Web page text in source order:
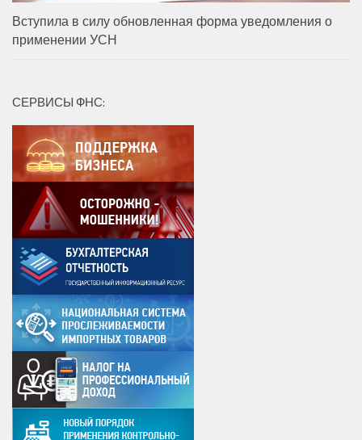
Вступила в силу обновленная форма уведомления о
применении УСН
СЕРВИСЫ ФНС: